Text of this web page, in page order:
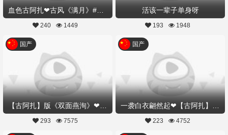
240 1449
活该一辈子单身呀
193 1948
国产
293 7575
国产
223 4752